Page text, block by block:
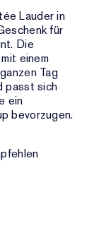
Lauder in
für
Die
einem
Tag
passt sich
ein
bevorzugen.